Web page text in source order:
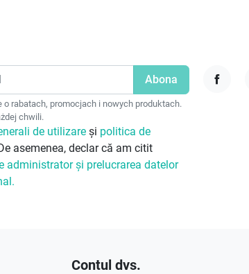
o rabatach, promocjach i nowych produktach.
chwili.
de utilizare și politica de
asemenea, declar că am citit
administrator și prelucrarea datelor
Contul dvs.